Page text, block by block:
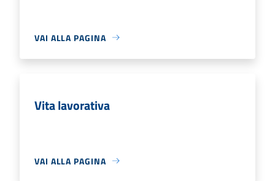
VAI ALLA PAGINA
Vita lavorativa
VAI ALLA PAGINA